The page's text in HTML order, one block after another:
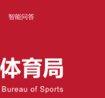
智能问答